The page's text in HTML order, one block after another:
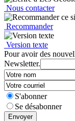
Nous contacter
Recommander
Version texte
Pour avoir des
Newsletter.
S'abonner
Se désabonner
Envoyer